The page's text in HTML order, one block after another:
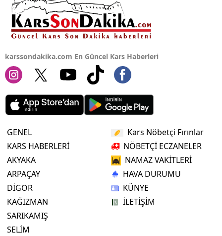
karssondakika.com En Güncel Kars Haberleri
GENEL
KARS HABERLERİ
AKYAKA
ARPAÇAY
DİGOR
KAĞIZMAN
SARIKAMIŞ
SELİM
Kars Nöbetçi Fırınlar
NÖBETÇİ ECZANELER
NAMAZ VAKİTLERİ
HAVA DURUMU
KÜNYE
İLETİŞİM